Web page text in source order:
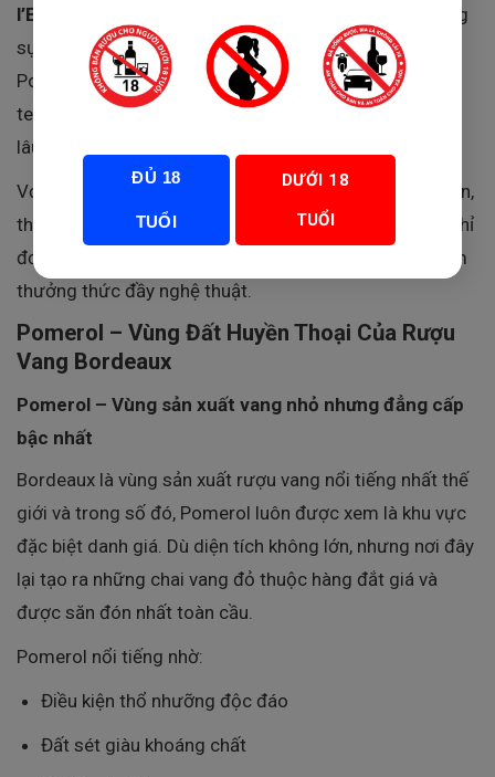
l’Evêché Pomerol
chinh phục người thưởng thức bằng
sự tinh tế, tròn vị và hậu vị kéo dài đặc trưng của
Pomerol. Đây là chai rượu vang mang đậm dấu ấn
terroir Bordeaux, kết hợp hoàn hảo giữa truyền thống
lâu đời và kỹ thuật làm vang hiện đại.
Với hương thơm phức hợp của trái cây chín, socola đen,
thuốc lá và gỗ sồi, Chateau L’Evêché Pomerol không chỉ
đơn thuần là một chai rượu vang mà còn là trải nghiệm
thưởng thức đầy nghệ thuật.
Pomerol – Vùng Đất Huyền Thoại Của Rượu
Vang Bordeaux
Pomerol – Vùng sản xuất vang nhỏ nhưng đẳng cấp
bậc nhất
Bordeaux là vùng sản xuất rượu vang nổi tiếng nhất thế
giới và trong số đó, Pomerol luôn được xem là khu vực
đặc biệt danh giá. Dù diện tích không lớn, nhưng nơi đây
lại tạo ra những chai vang đỏ thuộc hàng đắt giá và
được săn đón nhất toàn cầu.
Pomerol nổi tiếng nhờ:
Điều kiện thổ nhưỡng độc đáo
Đất sét giàu khoáng chất
ĐỦ 18
TUỔI
DƯỚI 18
TUỔI